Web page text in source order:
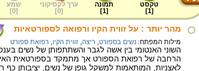
טקסט
[
1
]
תמונה
[
1
]
ערך לקסיקוני
[
0
]
שמע
[
0
]
מהר יותר : על זווית הקיו ורפואה לספורטאיות
מילות המפתח: נשים בספורט ריצה זווית הקיו רפואת ספורט
השוני האנטומי בין אשה לגבר והשתתפותן של נשים
הרחבה של רפואת הספורט אך מתמקד בספורטאית
לאצניות, המותאמות למשקל גופן של נשים, יציבותן כף